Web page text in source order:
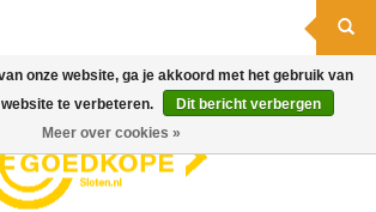
onze website, ga je akkoord met het gebruik van
te verbeteren.
Dit bericht verbergen
Meer over cookies »